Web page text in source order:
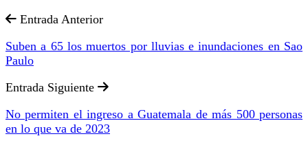
Entrada Anterior
Suben a 65 los muertos por lluvias e inundaciones en Sao
Paulo
Entrada Siguiente
No permiten el ingreso a Guatemala de más 500 personas
en lo que va de 2023